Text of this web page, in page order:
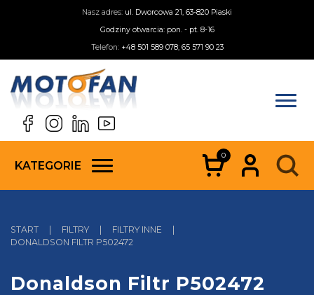
Nasz adres: ul. Dworcowa 21, 63-820 Piaski
Godziny otwarcia: pon. - pt. 8-16
Telefon: +48 501 589 078; 65 571 90 23
KATEGORIE
0
START | FILTRY | FILTRY INNE
|
DONALDSON FILTR P502472
Donaldson Filtr P502472